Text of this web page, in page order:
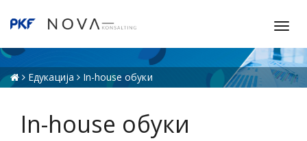
T
g
g
l
Едукација In-house обуки
In-house обуки